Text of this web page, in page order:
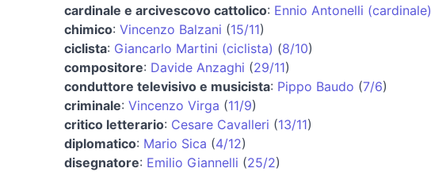
cardinale e arcivescovo cattolico: Ennio Antonelli (cardinale)
chimico: Vincenzo Balzani (15/11)
ciclista: Giancarlo Martini (ciclista) (8/10)
compositore: Davide Anzaghi (29/11)
conduttore televisivo e musicista: Pippo Baudo (7/6)
criminale: Vincenzo Virga (11/9)
critico letterario: Cesare Cavalleri (13/11)
diplomatico: Mario Sica (4/12)
disegnatore: Emilio Giannelli (25/2)